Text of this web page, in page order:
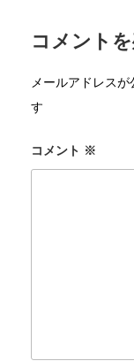
コメント
メールアドレスが
す
コメント ※